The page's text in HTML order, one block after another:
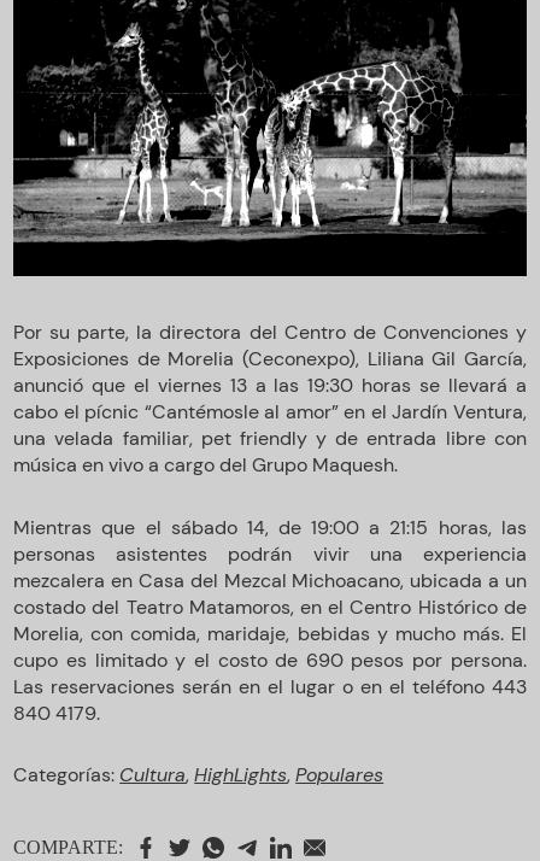
Por su parte, la directora del Centro de Convenciones y
Exposiciones de Morelia (Ceconexpo), Liliana Gil García,
anunció que el viernes 13 a las 19:30 horas se llevará a
cabo el pícnic “Cantémosle al amor” en el Jardín Ventura,
una velada familiar, pet friendly y de entrada libre con
música en vivo a cargo del Grupo Maquesh.
Mientras que el sábado 14, de 19:00 a 21:15 horas, las
personas asistentes podrán vivir una experiencia
mezcalera en Casa del Mezcal Michoacano, ubicada a un
costado del Teatro Matamoros, en el Centro Histórico de
Morelia, con comida, maridaje, bebidas y mucho más. El
cupo es limitado y el costo de 690 pesos por persona.
Las reservaciones serán en el lugar o en el teléfono 443
840 4179.
Categorías: Cultura,HighLights,Populares
COMPARTE: